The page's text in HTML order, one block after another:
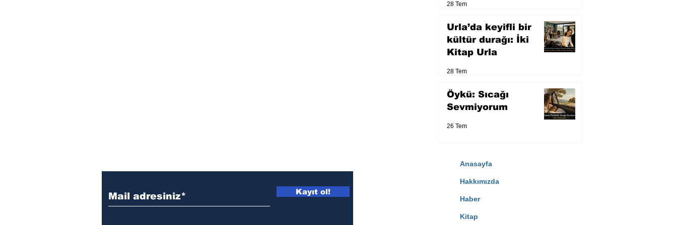
28 Tem
Urla’da keyifli bir
kültür durağı: İki
Kitap Urla
28 Tem
Öykü: Sıcağı
Sevmiyorum
26 Tem
Kayıt ol!
Anasayfa
Hakkımızda
Haber
Kitap